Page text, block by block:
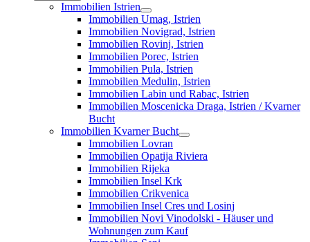
Immobilien Istrien
Immobilien Umag, Istrien
Immobilien Novigrad, Istrien
Immobilien Rovinj, Istrien
Immobilien Porec, Istrien
Immobilien Pula, Istrien
Immobilien Medulin, Istrien
Immobilien Labin und Rabac, Istrien
Immobilien Moscenicka Draga, Istrien / Kvarner
Bucht
Immobilien Kvarner Bucht
Immobilien Lovran
Immobilien Opatija Riviera
Immobilien Rijeka
Immobilien Insel Krk
Immobilien Crikvenica
Immobilien Insel Cres und Losinj
Immobilien Novi Vinodolski - Häuser und
Wohnungen zum Kauf